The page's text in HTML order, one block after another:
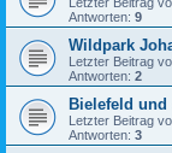
Antworten: 9
Wildpark
Letzter Beitrag
Antworten: 2
Bielefeld und
Letzter Beitrag
Antworten: 3